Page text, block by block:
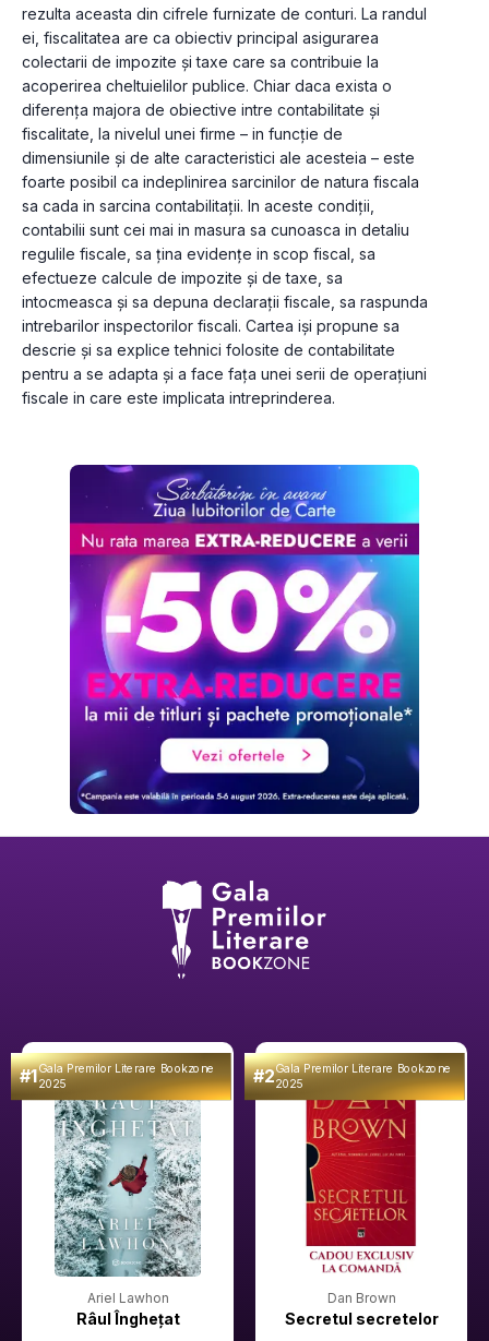
rezulta aceasta din cifrele furnizate de conturi. La randul
ei, fiscalitatea are ca obiectiv principal asigurarea
colectarii de impozite și taxe care sa contribuie la
acoperirea cheltuielilor publice. Chiar daca exista o
diferența majora de obiective intre contabilitate și
fiscalitate, la nivelul unei firme – in funcție de
dimensiunile și de alte caracteristici ale acesteia – este
foarte posibil ca indeplinirea sarcinilor de natura fiscala
sa cada in sarcina contabilitații. In aceste condiții,
contabilii sunt cei mai in masura sa cunoasca in detaliu
regulile fiscale, sa țina evidențe in scop fiscal, sa
efectueze calcule de impozite și de taxe, sa
intocmeasca și sa depuna declarații fiscale, sa raspunda
intrebarilor inspectorilor fiscali. Cartea iși propune sa
descrie și sa explice tehnici folosite de contabilitate
pentru a se adapta și a face fața unei serii de operațiuni
fiscale in care este implicata intreprinderea.
#1Gala Premilor Literare Bookzone
2025
Ariel Lawhon
Râul Înghețat
#2Gala Premilor Literare Bookzone
2025
Dan Brown
Secretul secretelor